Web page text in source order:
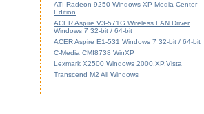
ATI Radeon 9250 Windows XP Media Center
Edition
ACER Aspire V3-571G Wireless LAN Driver
Windows 7 32-bit / 64-bit
ACER Aspire E1-531 Windows 7 32-bit / 64-bit
C-Media CMI8738 WinXP
Lexmark X2500 Windows 2000,XP,Vista
Transcend M2 All Windows